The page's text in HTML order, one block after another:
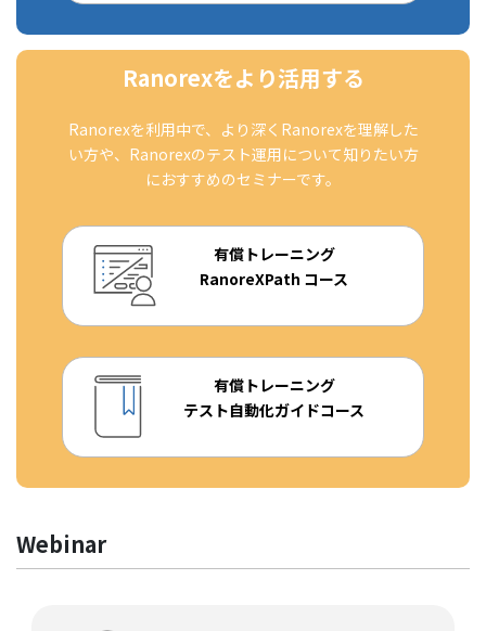
Ranorexをより活用する
Ranorexを利用中で、より深くRanorexを理解した
い方や、Ranorexのテスト運用について知りたい方
におすすめのセミナーです。
有償トレーニング
RanoreXPath コース
有償トレーニング
テスト自動化ガイドコース
Webinar